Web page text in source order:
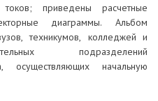
приведены расчетные
диаграммы. Альбом
техникумов, колледжей и
подразделений
осуществляющих начальную